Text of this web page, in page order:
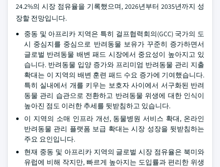
24.2%의 시장 점유율을 기록했으며, 2026년부터 2035년까지 성
장할 전망입니다.
중동 및 아프리카 지역은 특히 걸프협력회의(GCC) 국가의 도
시 중심지를 중심으로 반려동물 보유가 꾸준히 증가하면서
글로벌 반려동물 배변 패드 시장에서 중요성이 높아지고 있
습니다. 반려동물 입양 증가와 프리미엄 반려동물 관리 지출
확대는 이 지역의 배변 훈련 패드 수요 증가에 기여했습니다.
특히 실내에서 개를 키우는 보호자 사이에서 서구화된 반려
동물 관리 습관으로 전환하고 반려동물 위생에 대한 인식이
높아진 점도 이러한 추세를 뒷받침하고 있습니다.
이 지역의 소매 인프라 개선, 동물병원 서비스 확대, 온라인
반려동물 관리 플랫폼 보급 확대는 시장 성장을 뒷받침하는
주요 요인입니다.
현재 중동 및 아프리카 지역의 글로벌 시장 점유율은 북미와
유럽에 비해 작지만, 빠르게 높아지는 도입률과 편리한 위생